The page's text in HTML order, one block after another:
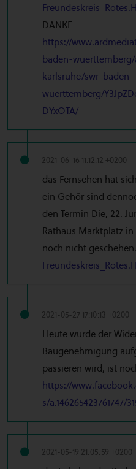
DANKE
https://
baden-
karlsruhe/swr-baden-
wuerttemberg/
DYxOTA/
2021-06-16 11:12:12 +0200
das Fernsehen hat
ein Gehör sind
den Termin Die, 22.
Rathaus Marktplatz
noch nicht
2021-05-27 17:10:13 +0200
Heute wurde der
Baugenehmigung
passieren wird, ist
https://
s/a.146265423761747/
2021-05-19 21:05:59 +0200